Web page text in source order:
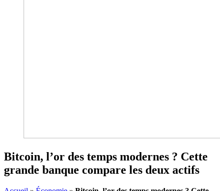
Bitcoin, l’or des temps modernes ? Cette
grande banque compare les deux actifs